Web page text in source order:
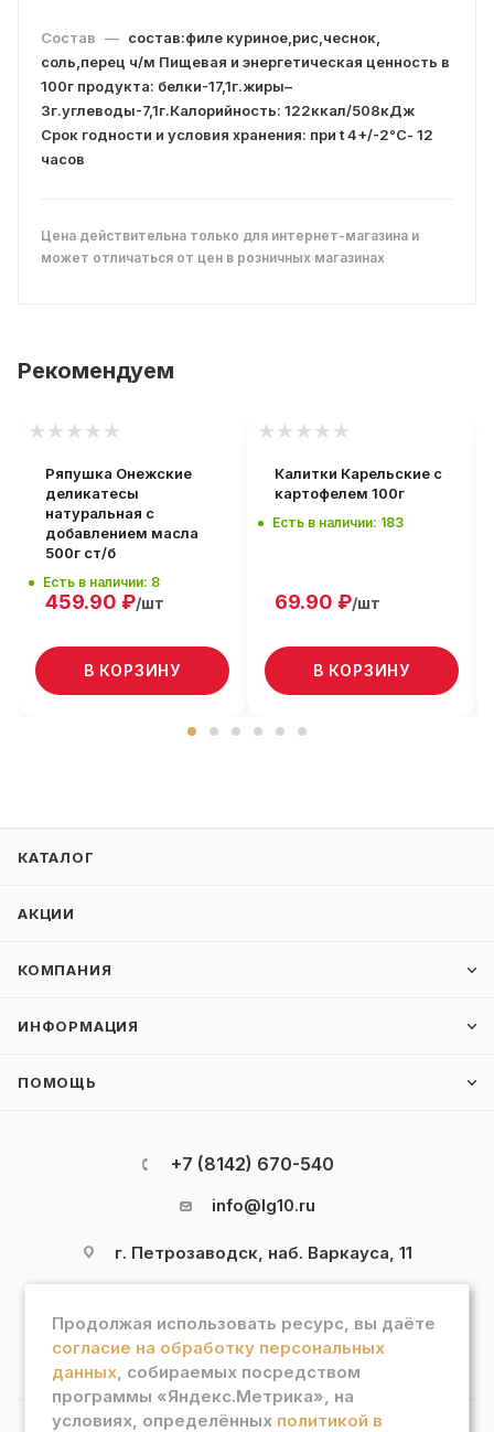
Состав — состав:филе куриное,рис,чеснок,
соль,перец ч/м Пищевая и энергетическая ценность в
100г продукта: белки-17,1г.жиры–
3г.углеводы-7,1г.Калорийность: 122ккал/508кДж
Срок годности и условия хранения: при t 4+/-2°С- 12
часов
Цена действительна только для интернет-магазина и
может отличаться от цен в розничных магазинах
Рекомендуем
Ряпушка Онежские
деликатесы
натуральная с
добавлением масла
500г ст/б
Есть в наличии: 8
459.90 ₽/шт
В КОРЗИНУ
Калитки Карельские с
картофелем 100г
Есть в наличии: 183
69.90 ₽/шт
В КОРЗИНУ
КАТАЛОГ
АКЦИИ
КОМПАНИЯ
ИНФОРМАЦИЯ
ПОМОЩЬ
+7 (8142) 670-540
info@lg10.ru
г. Петрозаводск, наб. Варкауса, 11
Продолжая использовать ресурс, вы даёте
согласие на обработку персональных
данных, собираемых посредством
программы «Яндекс.Метрика», на
условиях, определённых политикой в